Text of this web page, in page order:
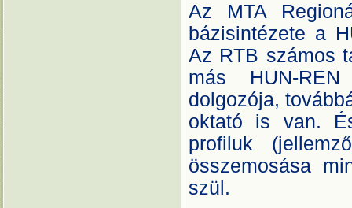
Az MTA
bázisintézete a
Az RTB számos
más HUN-REN
dolgozója,
oktató is van.
profiluk
összemosása
szül.